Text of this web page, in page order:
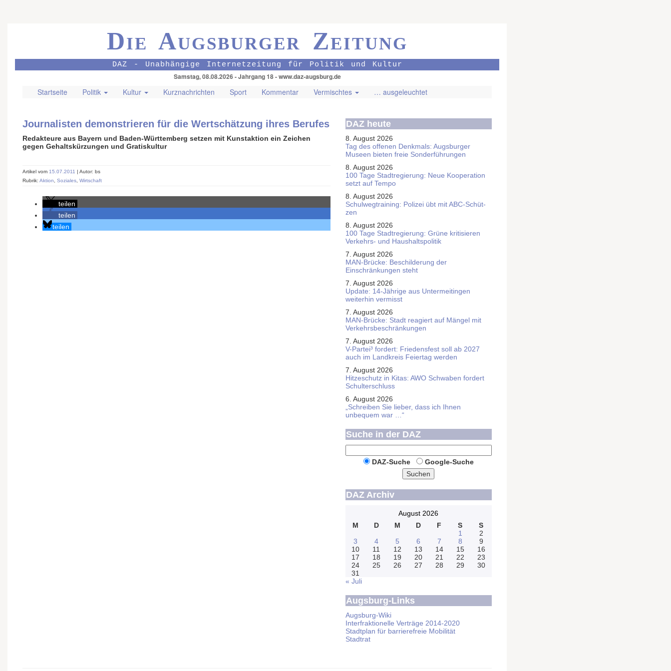
Die Augsburger Zeitung
DAZ - Unabhängige Internetzeitung für Politik und Kultur
Samstag, 08.08.2026 - Jahrgang 18 - www.daz-augsburg.de
Startseite Politik Kultur Kurznachrichten Sport Kommentar Vermischtes … ausgeleuchtet
Journalisten demonstrieren für die Wertschätzung ihres Berufes
Redakteure aus Bayern und Baden-Württemberg setzen mit Kunstaktion ein Zeichen
gegen Gehaltskürzungen und Gratiskultur
Artikel vom 15.07.2011 | Autor: bs
Rubrik: Aktion Soziales Wirtschaft
teilen
teilen
teilen
DAZ heute
8. August 2026
Tag des offenen Denkmals: Augsburger
Museen bieten freie Sonderführungen
8. August 2026
100 Tage Stadtregierung: Neue Kooperation
setzt auf Tempo
8. August 2026
Schul­weg­trai­ning: Poli­zei übt mit ABC-Schüt­
zen
8. August 2026
100 Tage Stadtregierung: Grüne kritisieren
Verkehrs- und Haushaltspolitik
7. August 2026
MAN-Brücke: Beschilderung der
Einschränkungen steht
7. August 2026
Update: 14-Jährige aus Untermeitingen
weiterhin vermisst
7. August 2026
MAN-Brücke: Stadt reagiert auf Mängel mit
Verkehrsbeschränkungen
7. August 2026
V-Partei­³ fordert: Friedens­fest soll ab 2027
auch im Land­kreis Feier­tag werden
7. August 2026
Hitzeschutz in Kitas: AWO Schwaben fordert
Schulterschluss
6. August 2026
„Schreiben Sie lieber, dass ich Ihnen
unbequem war …“
Suche in der DAZ
DAZ-Suche
Google-Suche
Suchen
DAZ Archiv
August 2026
M
D M D F S
S
1
2
3
4 5 6 7 8
9
10
11 12 13 14 15
16
17
18 19 20 21 22
23
24
25 26 27 28 29
30
31
« Juli
Augsburg-Links
Augsburg-Wiki
Interfraktionelle Verträge 2014-2020
Stadtplan für barrierefreie Mobilität
Stadtrat